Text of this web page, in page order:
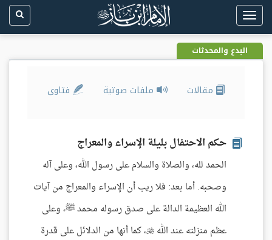
Toggle
navigation
البدع والمحدثات
مقالات ملفات صوتية فتاوى
حكم الاحتفال بليلة الإسراء والمعراج
الحمد لله، والصلاة والسلام على رسول الله، وعلى آله
وصحبه. أما بعد: فلا ريب أن الإسراء والمعراج من آيات
الله العظيمة الدالة على صدق رسوله محمد ﷺ، وعلى
عظم منزلته عند الله ، كما أنها من الدلائل على قدرة